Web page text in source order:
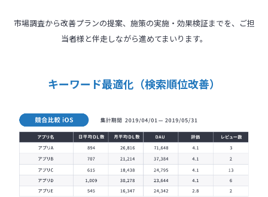
市場調査から改善プランの提案、施策の実施・効果検証までを、ご担
当者様と伴走しながら進めてまいります。
キーワード最適化（検索順位改善）